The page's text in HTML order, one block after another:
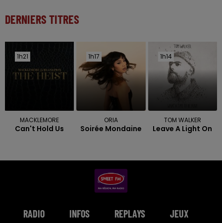
DERNIERS TITRES
1h21
1h21
MACKLEMORE
Can't Hold Us
1h17
1h17
ORIA
Soirée Mondaine
1h14
1h14
TOM WALKER
Leave A Light On
RADIO INFOS REPLAYS JEUX